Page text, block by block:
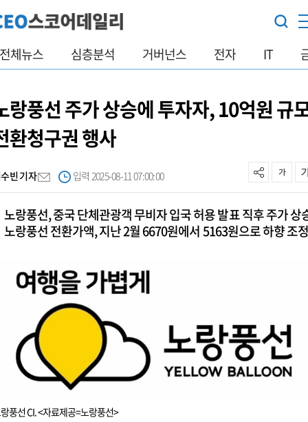
전체뉴스 심층분석 거버넌스 전자 IT
랑풍선 주가 상승에 투자자, 10억원 규
환청구권 행사
빈 기자 입력 2025-08-11 07:00:00
노랑풍선, 중국 단체관광객 무비자 입국 허용 발표 직후 주가 상
노랑풍선 전환가액, 지난 2월 6670원에서 5163원으로 하향 조정
풍선 CI. <자료제공=노랑풍선>